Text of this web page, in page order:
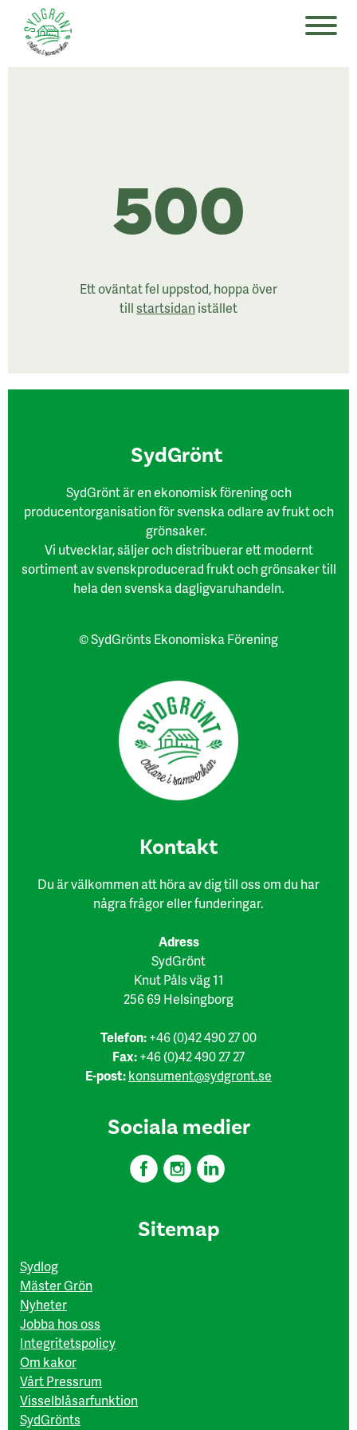
500
Ett oväntat fel uppstod, hoppa över
tillstartsidanistället
SydGrönt
SydGrönt är en ekonomisk förening och
producentorganisation för svenska odlare av frukt och
grönsaker.
Vi utvecklar, säljer och distribuerar ett modernt
sortiment av svenskproducerad frukt och grönsaker till
hela den svenska dagligvaruhandeln.
© SydGrönts Ekonomiska Förening
Kon​takt
Du är välkommen att höra av dig till oss om du har
några frågor eller funderingar.
Adress
SydGrönt
Knut Påls väg 11
256 69 Helsingborg
Telefon:+46 (0)42 490 27 00
Fax:+46 (0)42 490 27 27
E-post:konsument@sydgront.se
Sociala medier
Sitemap
Sydlog
Mäster Grön
Nyheter
Jobba hos oss
Integritetspolicy
Om kakor
Vårt Pressrum
Visselblåsarfunktion
SydGrönts